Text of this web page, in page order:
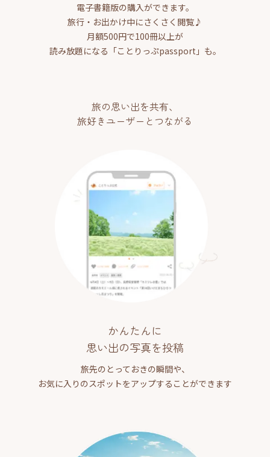
電子書籍版の購入ができます。
旅行・お出かけ中にさくさく閲覧♪
月額500円で100冊以上が
読み放題になる「ことりっぷpassport」も。
旅の思い出を共有、
旅好きユーザーとつながる
かんたんに
思い出の写真を投稿
旅先のとっておきの瞬間や、
お気に入りのスポットをアップすることができます